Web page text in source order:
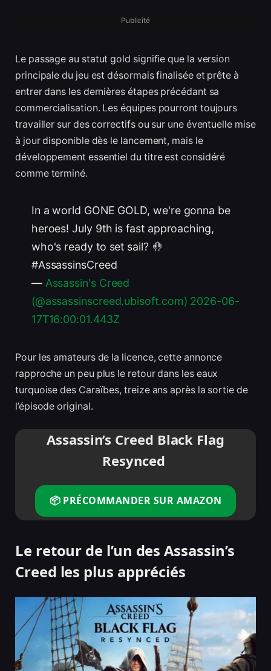
Publicité
Le passage au statut gold signifie que la version
principale du jeu est désormais finalisée et prête à
entrer dans les dernières étapes précédant sa
commercialisation. Les équipes pourront toujours
travailler sur des correctifs ou sur une éventuelle mise
à jour disponible dès le lancement, mais le
développement essentiel du titre est considéré
comme terminé.
In a world GONE GOLD, we're gonna be
heroes! July 9th is fast approaching,
who's ready to set sail? 🤚
#AssassinsCreed
— Assassin's Creed
(@assassinscreed.ubisoft.com) 2026-06-
17T16:00:01.443Z
Pour les amateurs de la licence, cette annonce
rapproche un peu plus le retour dans les eaux
turquoise des Caraïbes, treize ans après la sortie de
l’épisode original.
Assassin’s Creed Black Flag
Resynced
📦 PRÉCOMMANDER SUR AMAZON
Le retour de l’un des Assassin’s
Creed les plus appréciés